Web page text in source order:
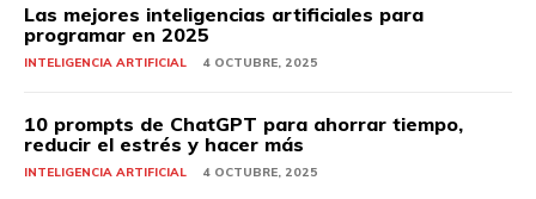
Las mejores inteligencias artificiales para
programar en 2025
INTELIGENCIA ARTIFICIAL 4 OCTUBRE, 2025
10 prompts de ChatGPT para ahorrar tiempo,
reducir el estrés y hacer más
INTELIGENCIA ARTIFICIAL 4 OCTUBRE, 2025